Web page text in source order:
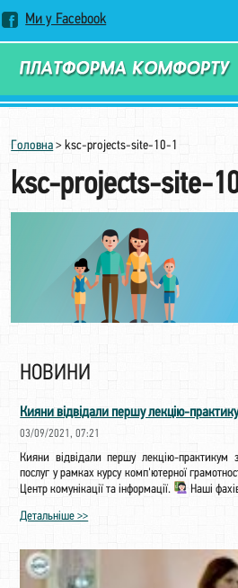
Ми у Facebook
Замовити дзвінок
Головна >ksc-projects-site-10-1
ksc-projects-site-
НОВИНИ
Кияни відвідали першу лекцію-
03/09/2021, 07:21
Кияни відвідали першу лекцію-практикум
послуг у рамках курсу комп'ютерної
Центр комунікації та інформації.
Наші
Детальніше >>